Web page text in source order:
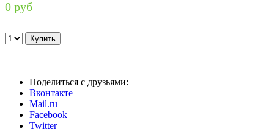
0 руб
Поделиться с друзьями:
Вконтакте
Mail.ru
Facebook
Twitter